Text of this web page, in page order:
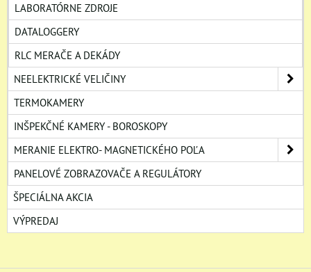
LABORATÓRNE ZDROJE
DATALOGGERY
RLC MERAČE A DEKÁDY
NEELEKTRICKÉ VELIČINY
TERMOKAMERY
INŠPEKČNÉ KAMERY - BOROSKOPY
MERANIE ELEKTRO- MAGNETICKÉHO POĽA
PANELOVÉ ZOBRAZOVAČE A REGULÁTORY
ŠPECIÁLNA AKCIA
VÝPREDAJ